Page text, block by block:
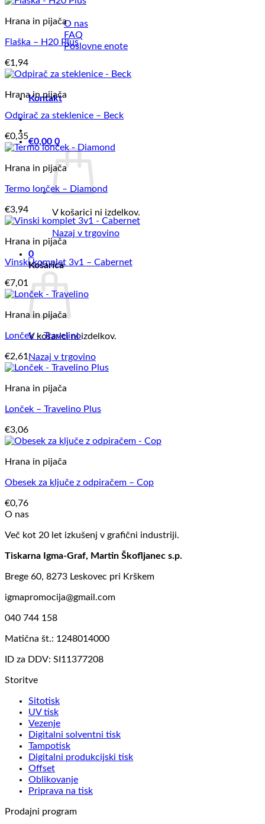
O nas
FAQ
Poslovne enote
Kontakt
€0,00 0
V košarici ni izdelkov.
Nazaj v trgovino
0
Košarica
V košarici ni izdelkov.
Nazaj v trgovino
Hrana in pijača
Flaška – H20 Plus
€1,94
Hrana in pijača
Odpirač za steklenice – Beck
€0,35
Hrana in pijača
Termo lonček – Diamond
€3,94
Hrana in pijača
Vinski komplet 3v1 – Cabernet
€7,01
Hrana in pijača
Lonček – Travelino
€2,61
Hrana in pijača
Lonček – Travelino Plus
€3,06
Hrana in pijača
Obesek za ključe z odpiračem – Cop
€0,76
O nas
Več kot 20 let izkušenj v grafični industriji.
Tiskarna Igma-Graf, Martin Škofljanec s.p.
Brege 60, 8273 Leskovec pri Krškem
igmapromocija@gmail.com
040 744 158
Matična št.: 1248014000
ID za DDV: SI11377208
Storitve
Sitotisk
UV tisk
Vezenje
Digitalni solventni tisk
Tampotisk
Digitalni produkcijski tisk
Offset
Oblikovanje
Priprava na tisk
Prodajni program